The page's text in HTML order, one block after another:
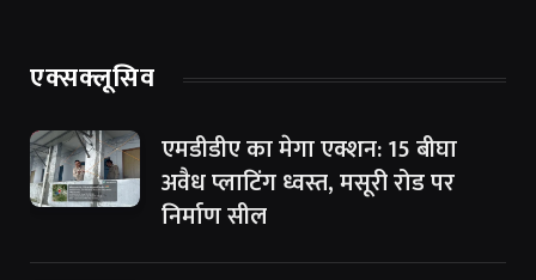
एक्सक्लूसिव
एमडीडीए का मेगा एक्शन: 15 बीघा
अवैध प्लाटिंग ध्वस्त, मसूरी रोड पर
निर्माण सील